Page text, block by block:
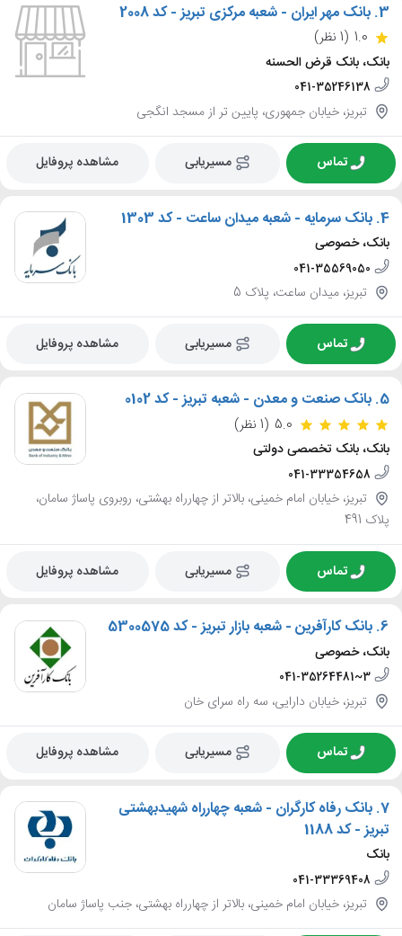
3. بانک مهر ایران - شعبه مرکزی تبریز - کد 2008
1.0 (1 نظر)
بانک، بانک قرض الحسنه
041-35246138
تبریز، خیابان جمهوری، پایین تر از مسجد انگجی
تماس مسیریابی مشاهده پروفایل
4. بانک سرمایه - شعبه میدان ساعت - کد 1303
بانک، خصوصی
041-35569050
تبریز، میدان ساعت، پلاک 5
تماس مسیریابی مشاهده پروفایل
5. بانک صنعت و معدن - شعبه تبریز - کد 0102
5.0 (1 نظر)
بانک، بانک تخصصی دولتی
041-33354658
تبریز، خیابان امام خمینی، بالاتر از چهارراه بهشتی، روبروی پاساژ سامان،
پلاک 491
تماس مسیریابی مشاهده پروفایل
6. بانک کارآفرین - شعبه بازار تبریز - کد 5300575
بانک، خصوصی
041-35264481~3
تبریز، خیابان دارایی، سه راه سرای خان
تماس مسیریابی مشاهده پروفایل
7. بانک رفاه کارگران - شعبه چهارراه شهیدبهشتی
تبریز - کد 1188
بانک
041-33369408
تبریز، خیابان امام خمینی، بالاتر از چهارراه بهشتی، جنب پاساژ سامان